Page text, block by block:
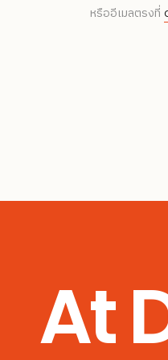
หรืออีเมลตรงที่
At